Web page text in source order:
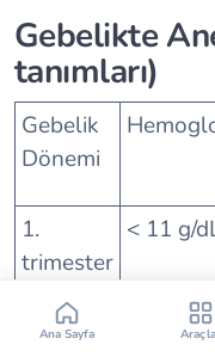
Gebelikte
tanımları)
Gebelik
Dönemi
1.
trimester
< 11 g/
< 10.5 g/
Çin Takvimi
Bebek Burcu
Vücut Kitle Endeksi
Yumurtlama Hesaplama
Ana Sayfa